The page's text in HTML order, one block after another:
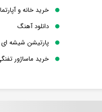
خرید خانه و
دانلود آهنگ
پارتیشن شیشه ای
خرید ماساژور